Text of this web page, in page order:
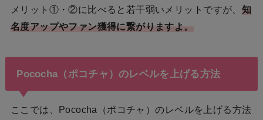
メリット①・②に比べると若干弱いメリットですが、 知
名度アップやファン獲得に繋がりますよ。
Pococha（ポコチャ）のレベルを上げる方法
ここでは、Pococha（ポコチャ）のレベルを上げる方法